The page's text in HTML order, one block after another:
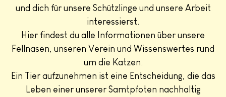
und dich für unsere Schützlinge und unsere Arbeit
interessierst.
Hier findest du alle Informationen über unsere
Fellnasen, unseren Verein und Wissenswertes rund
um die Katzen.
Ein Tier aufzunehmen ist eine Entscheidung, die das
Leben einer unserer Samtpfoten nachhaltig